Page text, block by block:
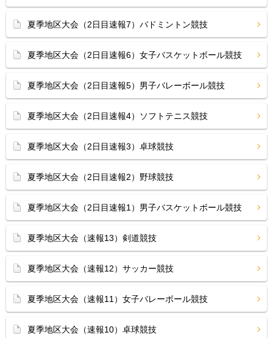
夏季地区大会（2日目速報7）バドミントン競技
夏季地区大会（2日目速報6）女子バスケットボール競技
夏季地区大会（2日目速報5）男子バレーボール競技
夏季地区大会（2日目速報4）ソフトテニス競技
夏季地区大会（2日目速報3）卓球競技
夏季地区大会（2日目速報2）野球競技
夏季地区大会（2日目速報1）男子バスケットボール競技
夏季地区大会（速報13）剣道競技
夏季地区大会（速報12）サッカー競技
夏季地区大会（速報11）女子バレーボール競技
夏季地区大会（速報10）卓球競技